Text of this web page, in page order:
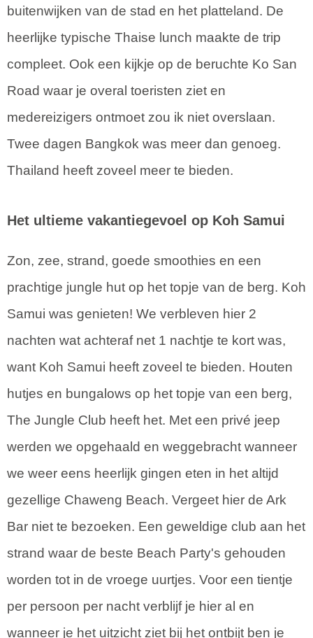
buitenwijken van de stad en het platteland. De
heerlijke typische Thaise lunch maakte de trip
compleet. Ook een kijkje op de beruchte Ko San
Road waar je overal toeristen ziet en
medereizigers ontmoet zou ik niet overslaan.
Twee dagen Bangkok was meer dan genoeg.
Thailand heeft zoveel meer te bieden.
Het ultieme vakantiegevoel op Koh Samui
Zon, zee, strand, goede smoothies en een
prachtige jungle hut op het topje van de berg. Koh
Samui was genieten! We verbleven hier 2
nachten wat achteraf net 1 nachtje te kort was,
want Koh Samui heeft zoveel te bieden. Houten
hutjes en bungalows op het topje van een berg,
The Jungle Club heeft het. Met een privé jeep
werden we opgehaald en weggebracht wanneer
we weer eens heerlijk gingen eten in het altijd
gezellige Chaweng Beach. Vergeet hier de Ark
Bar niet te bezoeken. Een geweldige club aan het
strand waar de beste Beach Party's gehouden
worden tot in de vroege uurtjes. Voor een tientje
per persoon per nacht verblijf je hier al en
wanneer je het uitzicht ziet bij het ontbijt ben je